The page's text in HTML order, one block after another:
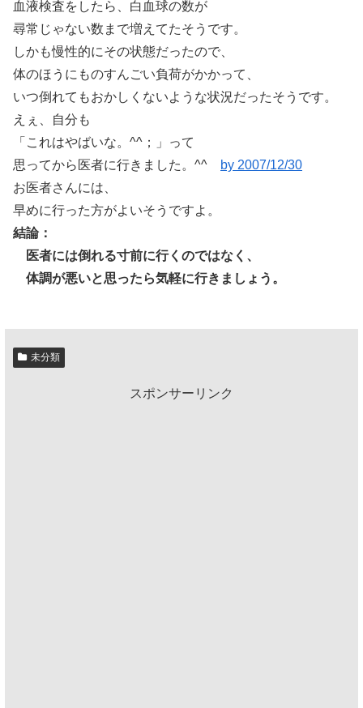
血液検査をしたら、白血球の数が
尋常じゃない数まで増えてたそうです。
しかも慢性的にその状態だったので、
体のほうにものすんごい負荷がかかって、
いつ倒れてもおかしくないような状況だったそうです。
えぇ、自分も
「これはやばいな。^^；」って
思ってから医者に行きました。^^ゞ
by 2007/12/30
お医者さんには、
早めに行った方がよいそうですよ。
結論：
医者には倒れる寸前に行くのではなく、
体調が悪いと思ったら気軽に行きましょう。
未分類
スポンサーリンク